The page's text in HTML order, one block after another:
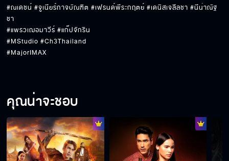
พลาด!"ณเดชน์คูกิมิยะ"รับบท"ยักษ์"
ธี่หยด 3 มีผี 3 ตัว!? #ตี๋ธนพล และ #กองทัพพีค
Reaction Teaser ธี่หยด 3 ภาคนี้ลุ้นระทึก น่า
กลัวยิ่งกว่าเดิม
#ณเดชน์ #จูเนียร์กาจบัณฑิต #เฟรนด์พีระกฤตย์​ #เดนิสเจลีลชา #นีน่าณัฐ
ชา
#แพรวเฌอมาวีร์ #แก๊ปจักริน
#MStudio #Ch3Thailand
#MajorIMAX
คุณน่าจะชอบ